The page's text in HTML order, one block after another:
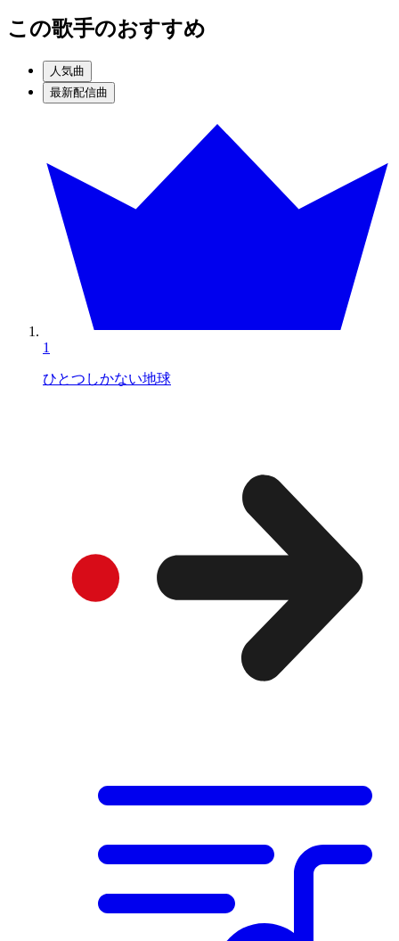
この歌手のおすすめ
人気曲
最新配信曲
1
ひとつしかない地球